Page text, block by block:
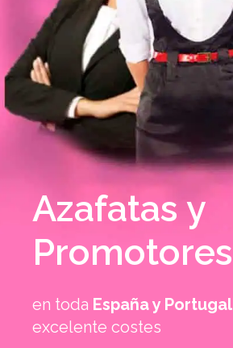
Azafatas y
Promotores
en toda España y Portugal
excelente costes